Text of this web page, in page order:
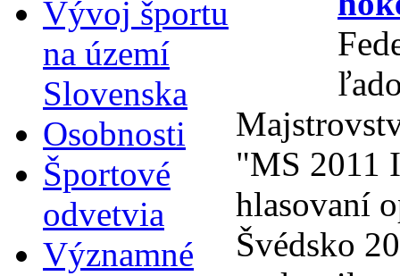
Vývoj športu
na území
Slovenska
Osobnosti
Športové
odvetvia
Významné
"MS 2011
hlasovaní
Švédsko